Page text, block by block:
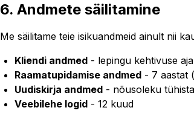
6. Andmete säilitamine
Me säilitame teie isikuandmeid ainult nii
Kliendi andmed - lepingu kehtivuse
Raamatupidamise andmed - 7 aastat
Uudiskirja andmed - nõusoleku
Veebilehe logid - 12 kuud